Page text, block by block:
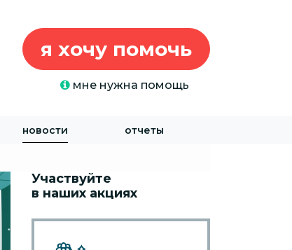
я хочу помочь
мне нужна помощь
новости отчеты
Участвуйте
в наших акциях